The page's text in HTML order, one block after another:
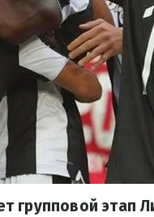
групповой этап